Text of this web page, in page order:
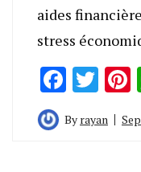
aides
stress
By rayan